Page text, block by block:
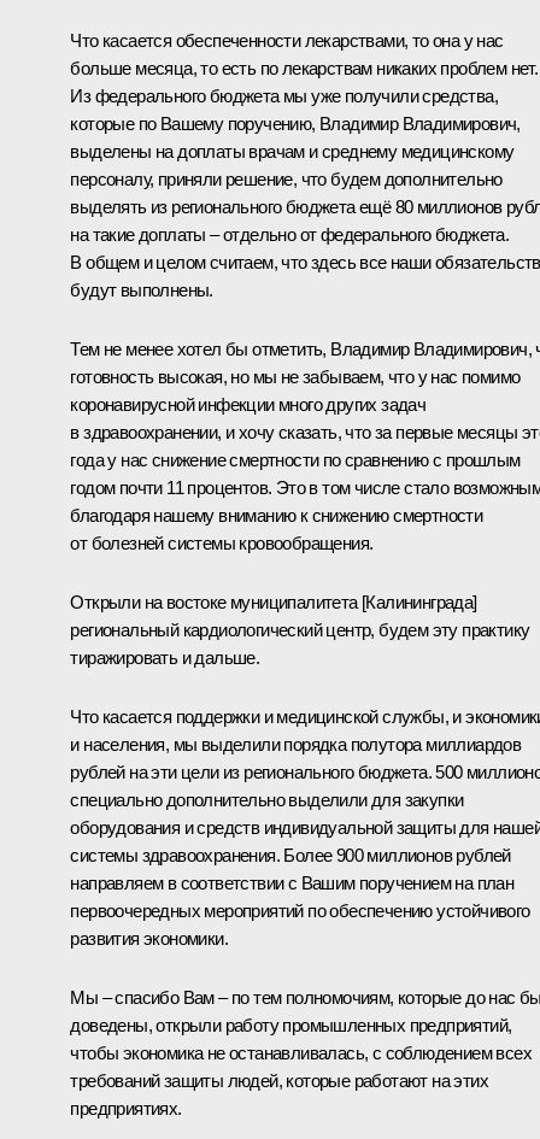
Что касается обеспеченности лекарствами, то она у нас
больше месяца, то есть по лекарствам никаких проблем нет.
Из федерального бюджета мы уже получили средства,
которые по Вашему поручению, Владимир Владимирович,
выделены на доплаты врачам и среднему медицинскому
персоналу, приняли решение, что будем дополнительно
выделять из регионального бюджета ещё 80 миллионов
на такие доплаты – отдельно от федерального бюджета.
В общем и целом считаем, что здесь все наши
будут выполнены.
Тем не менее хотел бы отметить, Владимир Владимирович,
готовность высокая, но мы не забываем, что у нас помимо
коронавирусной инфекции много других задач
в здравоохранении, и хочу сказать, что за первые месяцы
года у нас снижение смертности по сравнению с прошлым
годом почти 11 процентов. Это в том числе стало
благодаря нашему вниманию к снижению смертности
от болезней системы кровообращения.
Открыли на востоке муниципалитета [Калининграда]
региональный кардиологический центр, будем эту практику
тиражировать и дальше.
Что касается поддержки и медицинской службы, и
и населения, мы выделили порядка полутора миллиардов
рублей на эти цели из регионального бюджета. 500
специально дополнительно выделили для закупки
оборудования и средств индивидуальной защиты для
системы здравоохранения. Более 900 миллионов рублей
направляем в соответствии с Вашим поручением на план
первоочередных мероприятий по обеспечению устойчивого
развития экономики.
Мы – спасибо Вам – по тем полномочиям, которые до нас
доведены, открыли работу промышленных предприятий,
чтобы экономика не останавливалась, с соблюдением всех
требований защиты людей, которые работают на этих
предприятиях.